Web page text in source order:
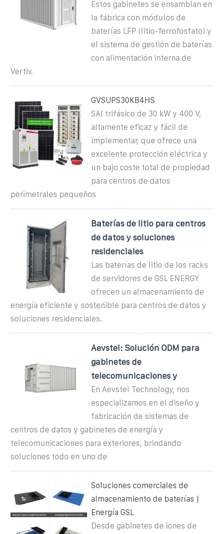
Estos gabinetes se ensamblan en
la fábrica con módulos de
baterías LFP (litio-ferrofosfato) y
el sistema de gestión de baterías
con alimentación interna de
Vertiv.
GVSUPS30KB4HS
SAI trifásico de 30 kW y 400 V,
altamente eficaz y fácil de
implementar, que ofrece una
excelente protección eléctrica y
un bajo coste total de propiedad
para centros de datos
perimetrales pequeños
Baterías de litio para centros
de datos y soluciones
residenciales
Las baterías de litio de los racks
de servidores de GSL ENERGY
ofrecen un almacenamiento de
energía eficiente y sostenible para centros de datos y
soluciones residenciales.
Aevstel: Solución ODM para
gabinetes de
telecomunicaciones y
En Aevstel Technology, nos
especializamos en el diseño y
fabricación de sistemas de
centros de datos y gabinetes de energía y
telecomunicaciones para exteriores, brindando
soluciones todo en uno de
Soluciones comerciales de
almacenamiento de baterías |
Energía GSL
Desde gabinetes de iones de